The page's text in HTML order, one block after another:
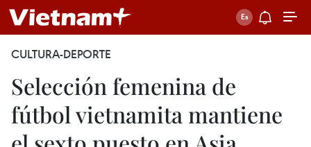
CULTURA-DEPORTE
Selección femenina de
fútbol vietnamita mantiene